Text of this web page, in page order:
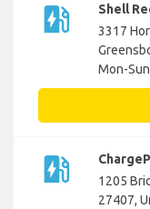
ev_station
Shell
3317
Mon-
ev_station
1205
27407,